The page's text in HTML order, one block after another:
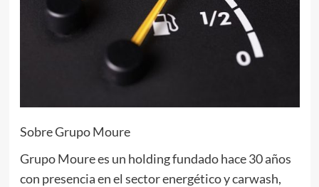
Sobre Grupo Moure
Grupo Moure es un holding fundado hace 30 años
con presencia en el sector energético y carwash,